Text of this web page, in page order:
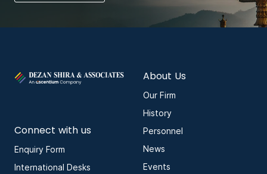
Connect with us
Enquiry Form
International Desks
About Us
Our Firm
History
Personnel
News
Events